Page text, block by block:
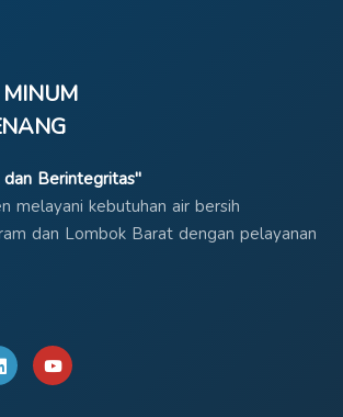
Berintegritas"
melayani kebutuhan air bersih
dan Lombok Barat dengan pelayanan